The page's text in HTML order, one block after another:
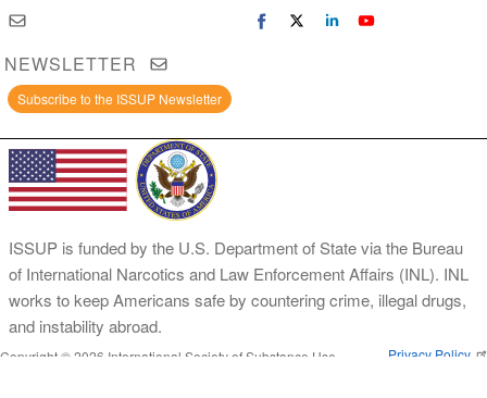
NEWSLETTER
Subscribe to the ISSUP Newsletter
ISSUP is funded by the U.S. Department of State via the Bureau
of International Narcotics and Law Enforcement Affairs (INL). INL
works to keep Americans safe by countering crime, illegal drugs,
and instability abroad.
Copyright © 2026 International Society of Substance Use
Privacy Policy